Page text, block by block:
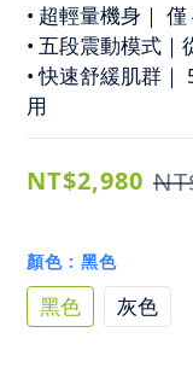
• 超輕量機身｜
• 五段震動模式
• 快速舒緩肌群
用
NT$2,980
顏色 : 黑色
黑色 灰色